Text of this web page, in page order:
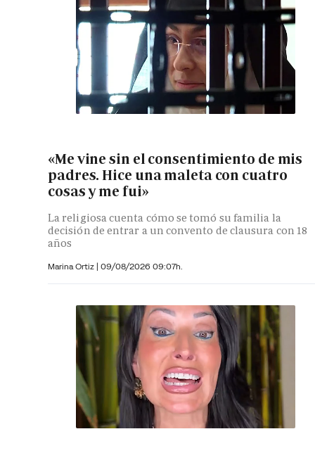
«Me vine sin el consentimiento de mis
padres. Hice una maleta con cuatro
cosas y me fui»
La religiosa cuenta cómo se tomó su familia la
decisión de entrar a un convento de clausura con 18
años
Marina Ortiz | 09/08/2026 09:07h.